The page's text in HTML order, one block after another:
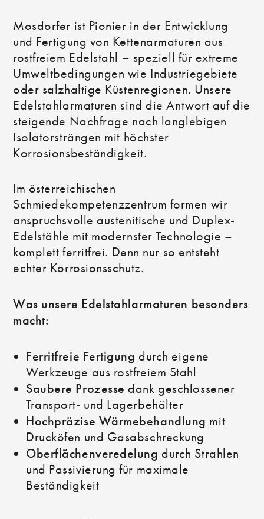
Mosdorfer ist Pionier in der Entwicklung
und Fertigung von Kettenarmaturen aus
rostfreiem Edelstahl – speziell für extreme
Umweltbedingungen wie Industriegebiete
oder salzhaltige Küstenregionen. Unsere
Edelstahlarmaturen sind die Antwort auf die
steigende Nachfrage nach langlebigen
Isolatorsträngen mit höchster
Korrosionsbeständigkeit.
Im österreichischen
Schmiedekompetenzzentrum formen wir
anspruchsvolle austenitische und Duplex-
Edelstähle mit modernster Technologie –
komplett ferritfrei. Denn nur so entsteht
echter Korrosionsschutz.
Was unsere Edelstahlarmaturen besonders
macht:
Ferritfreie Fertigung durch eigene
Werkzeuge aus rostfreiem Stahl
Saubere Prozesse dank geschlossener
Transport- und Lagerbehälter
Hochpräzise Wärmebehandlung mit
Drucköfen und Gasabschreckung
Oberflächenveredelung durch Strahlen
und Passivierung für maximale
Beständigkeit